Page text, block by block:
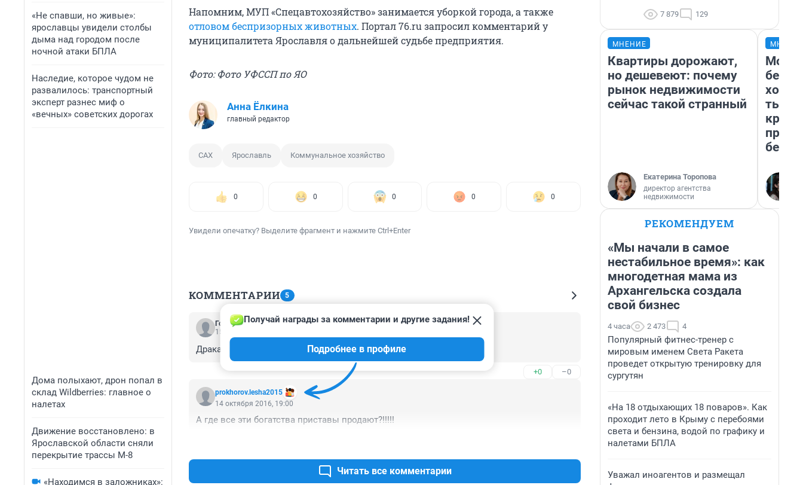
«Не спавши, но живые»:
ярославцы увидели столбы
дыма над городом после
ночной атаки БПЛА
Наследие, которое чудом не
развалилось: транспортный
эксперт разнес миф о
«вечных» советских дорогах
Дома полыхают, дрон попал в
склад Wildberries: главное о
налетах
Движение восстановлено: в
Ярославской области сняли
перекрытие трассы М-8
«Находимся в заложниках»:
Напомним, МУП «Спецавтохозяйство» занимается уборкой города, а также
отловом беспризорных животных. Портал 76.ru запросил комментарий у
муниципалитета Ярославля о дальнейшей судьбе предприятия.
Фото: Фото УФССП по ЯО
Анна Ёлкина
главный редактор
САХ Ярославль Коммунальное хозяйство
0 0 0 0 0
Увидели опечатку? Выделите фрагмент и нажмите Ctrl+Enter
КОММЕНТАРИИ 5
Гость
15 октября 2016, 08:13
Драка лысых за расческу.
+0 –0
prokhorov.lesha2015
Получай награды за комментарии и другие задания!
Подробнее в профиле
14 октября 2016, 19:00
А где все эти богатства приставы продают?!!!!!
Читать все комментарии
7 879 129
МНЕНИЕ
Квартиры дорожают,
но дешевеют: почему
рынок недвижимости
сейчас такой странный
Екатерина Торопова
директор агентства
недвижимости
Мой
РЕКОМЕНДУЕМ
«Мы начали в самое
нестабильное время»: как
многодетная мама из
Архангельска создала
свой бизнес
4 часа 2 473 4
Популярный фитнес-тренер с
мировым именем Света Ракета
проведет открытую тренировку для
сургутян
«На 18 отдыхающих 18 поваров». Как
проходит лето в Крыму с перебоями
света и бензина, водой по графику и
налетами БПЛА
Уважал иноагентов и размещал